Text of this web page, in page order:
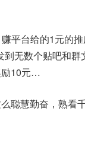
平台给的1元的
无数个贴吧和
励10元…
聪慧勤奋，熟看